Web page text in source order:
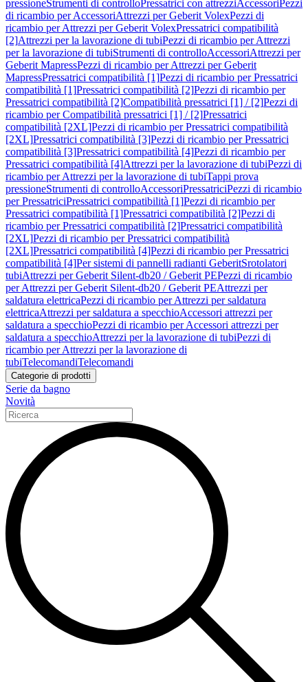
pressioneStrumenti di controlloPressatrici con attrezziAccessoriPezzi
di ricambio per AccessoriAttrezzi per Geberit VolexPezzi di
ricambio per Attrezzi per Geberit VolexPressatrici compatibilità
[2]Attrezzi per la lavorazione di tubiPezzi di ricambio per Attrezzi
per la lavorazione di tubiStrumenti di controlloAccessoriAttrezzi per
Geberit MapressPezzi di ricambio per Attrezzi per Geberit
MapressPressatrici compatibilità [1]Pezzi di ricambio per Pressatrici
compatibilità [1]Pressatrici compatibilità [2]Pezzi di ricambio per
Pressatrici compatibilità [2]Compatibilità pressatrici [1] / [2]Pezzi di
ricambio per Compatibilità pressatrici [1] / [2]Pressatrici
compatibilità [2XL]Pezzi di ricambio per Pressatrici compatibilità
[2XL]Pressatrici compatibilità [3]Pezzi di ricambio per Pressatrici
compatibilità [3]Pressatrici compatibilità [4]Pezzi di ricambio per
Pressatrici compatibilità [4]Attrezzi per la lavorazione di tubiPezzi di
ricambio per Attrezzi per la lavorazione di tubiTappi prova
pressioneStrumenti di controlloAccessoriPressatriciPezzi di ricambio
per PressatriciPressatrici compatibilità [1]Pezzi di ricambio per
Pressatrici compatibilità [1]Pressatrici compatibilità [2]Pezzi di
ricambio per Pressatrici compatibilità [2]Pressatrici compatibilità
[2XL]Pezzi di ricambio per Pressatrici compatibilità
[2XL]Pressatrici compatibilità [4]Pezzi di ricambio per Pressatrici
compatibilità [4]Per sistemi di pannelli radianti GeberitSrotolatori
tubiAttrezzi per Geberit Silent-db20 / Geberit PEPezzi di ricambio
per Attrezzi per Geberit Silent-db20 / Geberit PEAttrezzi per
saldatura elettricaPezzi di ricambio per Attrezzi per saldatura
elettricaAttrezzi per saldatura a specchioAccessori attrezzi per
saldatura a specchioPezzi di ricambio per Accessori attrezzi per
saldatura a specchioAttrezzi per la lavorazione di tubiPezzi di
ricambio per Attrezzi per la lavorazione di
tubiTelecomandiTelecomandi
Categorie di prodotti
Serie da bagno
Novità